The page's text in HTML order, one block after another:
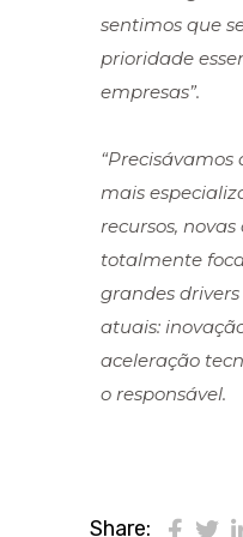
sentimos que
prioridade
empresas”.
mais
recursos,
totalmente
grandes
atuais:
aceleração
o responsável.
Share: